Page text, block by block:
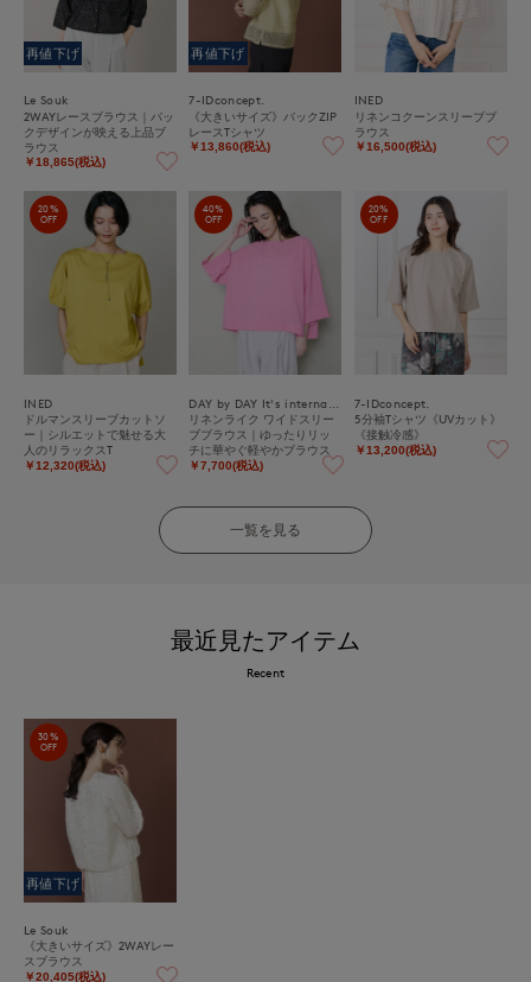
再値下げ
Le Souk
2WAYレースブラウス｜バッ
クデザインが映える上品ブ
ラウス
￥18,865(税込)
再値下げ
7-IDconcept.
《大きいサイズ》バックZIP
レースTシャツ
￥13,860(税込)
INED
リネンコクーンスリーブブ
ラウス
￥16,500(税込)
20%
OFF
INED
ドルマンスリーブカットソ
ー｜シルエットで魅せる大
人のリラックスT
￥12,320(税込)
40%
OFF
リネンライク ワイドスリー
ブブラウス｜ゆったりリッ
チに華やぐ軽やかブラウス
￥7,700(税込)
20%
OFF
7-IDconcept.
5分袖Tシャツ《UVカット》
《接触冷感》
￥13,200(税込)
一覧を見る
最近見たアイテム
Recent
30%
OFF
再値下げ
Le Souk
《大きいサイズ》2WAYレー
スブラウス
￥20,405(税込)